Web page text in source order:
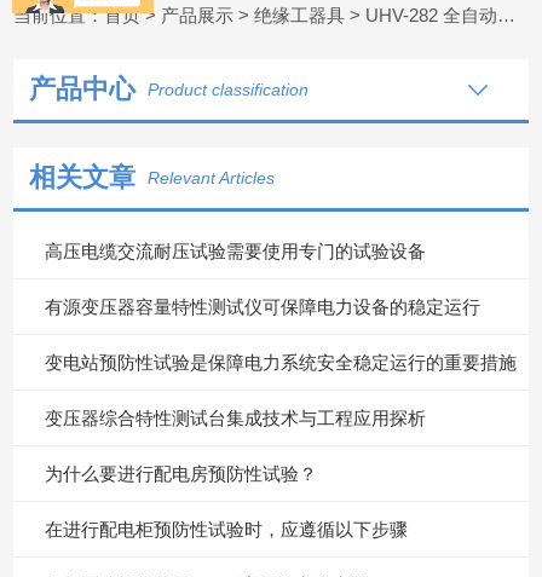
当前位置：首页> 产品展示 >绝缘工器具 > UHV-282 全自动脱扣绝缘靴
产品中心 Product classification
相关文章 Relevant Articles
高压电缆交流耐压试验需要使用专门的试验设备
有源变压器容量特性测试仪可保障电力设备的稳定运行
变电站预防性试验是保障电力系统安全稳定运行的重要措施
变压器综合特性测试台集成技术与工程应用探析
为什么要进行配电房预防性试验？
在进行配电柜预防性试验时，应遵循以下步骤